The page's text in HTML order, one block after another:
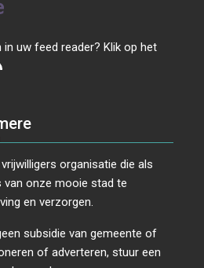
uw feed reader? Klik op het
organisatie die als
onze mooie stad te
en verzorgen.
subsidie van gemeente of
of adverteren, stuur een